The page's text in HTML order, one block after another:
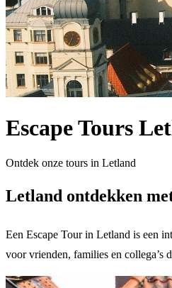
Escape Tours
Ontdek onze tours in Letland
Letland ontdekken
Een Escape Tour in Letland is een
voor vrienden, families en